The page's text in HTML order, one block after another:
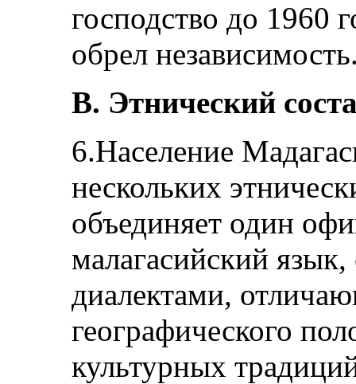
господство до 1960
обрел
В. Этнический
6.Население
нескольких
объединяет один
малагасийский
диалектами,
географического
культурных